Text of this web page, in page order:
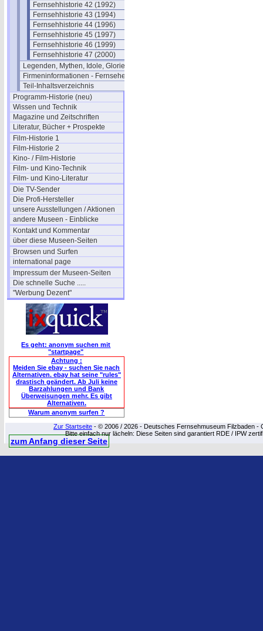
Fernsehhistorie 42 (1992)
Fernsehhistorie 43 (1994)
Fernsehhistorie 44 (1996)
Fernsehhistorie 45 (1997)
Fernsehhistorie 46 (1999)
Fernsehhistorie 47 (2000)
Legenden, Mythen, Idole, Glorie
Firmeninformationen - Fernsehen
Teil-Inhaltsverzeichnis
Programm-Historie (neu)
Wissen und Technik
Magazine und Zeitschriften
Literatur, Bücher + Prospekte
Film-Historie 1
Film-Historie 2
Kino- / Film-Historie
Film- und Kino-Technik
Film- und Kino-Literatur
Die TV-Sender
Die Profi-Hersteller
unsere Ausstellungen / Aktionen
andere Museen - Einblicke
Kontakt und Kommentar
über diese Museen-Seiten
Browsen und Surfen
international page
Impressum der Museen-Seiten
Die schnelle Suche .....
"Werbung Dezent"
Es geht: anonym suchen mit
"startpage"
Achtung :
Meiden Sie ebay - suchen Sie nach
Alternativen. ebay hat seine "rules"
drastisch geändert. Ab Juli keine
Barzahlungen und Bank
Überweisungen mehr. Es gibt
Alternativen.
Warum anonym surfen ?
Zur Startseite - © 2006 / 2026 - Deutsches Fernsehmuseum Filzbaden -
Bitte einfach nur lächeln: Diese Seiten sind garantiert RDE / IPW
zum Anfang dieser Seite